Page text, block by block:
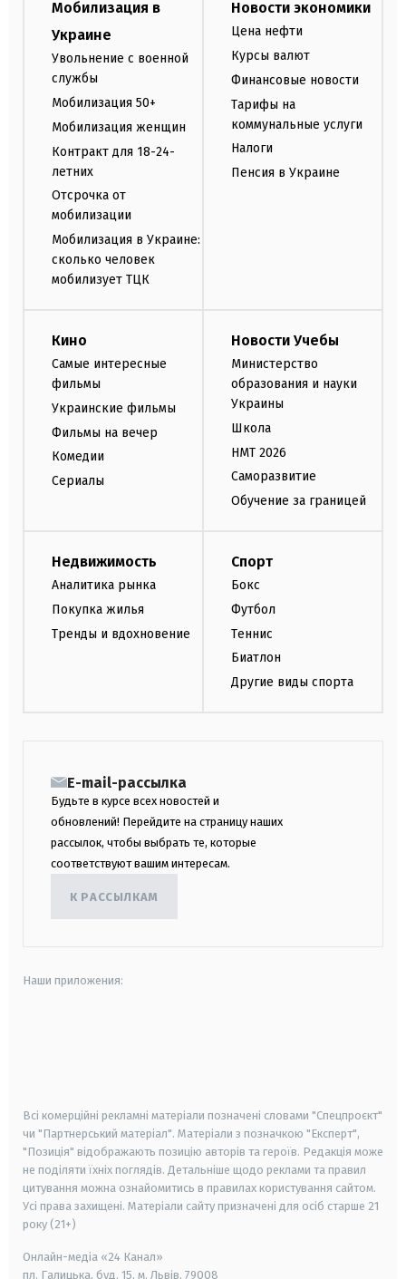
Мобилизация в
Украине
Увольнение с военной
службы
Мобилизация 50+
Мобилизация женщин
Контракт для 18-24-
летних
Отсрочка от
мобилизации
Мобилизация в Украине:
сколько человек
мобилизует ТЦК
Новости экономики
Цена нефти
Курсы валют
Финансовые новости
Тарифы на
коммунальные услуги
Налоги
Пенсия в Украине
Кино
Самые интересные
фильмы
Украинские фильмы
Фильмы на вечер
Комедии
Сериалы
Новости Учебы
Министерство
образования и науки
Украины
Школа
НМТ 2026
Саморазвитие
Обучение за границей
Недвижимость
Аналитика рынка
Покупка жилья
Тренды и вдохновение
Спорт
Бокс
Футбол
Теннис
Биатлон
Другие виды спорта
E-mail-рассылка
Будьте в курсе всех новостей и
обновлений! Перейдите на страницу наших
рассылок, чтобы выбрать те, которые
соответствуют вашим интересам.
К РАССЫЛКАМ
Наши приложения:
Всі комерційні рекламні матеріали позначені словами "Спецпроєкт"
чи "Партнерський матеріал". Матеріали з позначкою "Експерт",
"Позиція" відображають позицію авторів та героїв. Редакція може
не поділяти їхніх поглядів. Детальніше щодо реклами та правил
цитування можна ознайомитись в правилах користування сайтом.
Усі права захищені. Матеріали сайту призначені для осіб старше 21
року (21+)
Онлайн-медіа «24 Канал»
пл. Галицька, буд. 15, м. Львів, 79008